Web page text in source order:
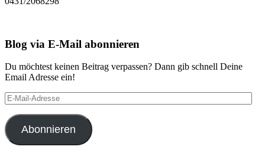
Blog via E-Mail abonnieren
Du möchtest keinen Beitrag verpassen? Dann gib schnell Deine
Email Adresse ein!
E-
Mail-
Adresse
Abonnieren